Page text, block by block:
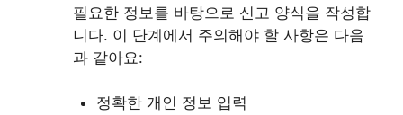
필요한 정보를 바탕으로 신고 양식을 작성합
니다. 이 단계에서 주의해야 할 사항은 다음
과 같아요:
정확한 개인 정보 입력